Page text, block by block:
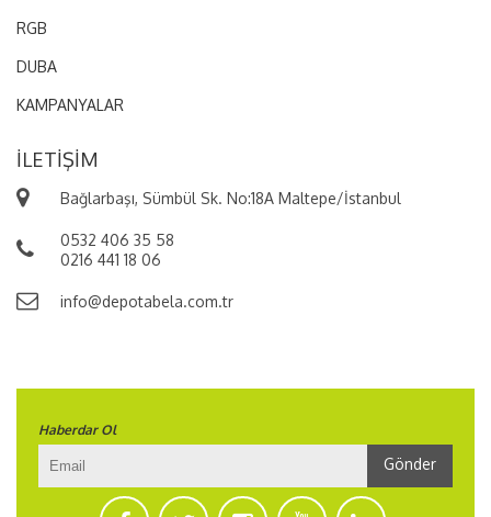
Lüksemburg, Malta, Hollanda, Polonya, Portekiz,
Amerika Birleşik Devletleri ( USA ), Kanada
RGB
DUBA
KAMPANYALAR
İLETIŞIM
Bağlarbaşı, Sümbül Sk. No:18A Maltepe/İstanbul
0532 406 35 58
0216 441 18 06
info@depotabela.com.tr
Haberdar Ol
Gönder